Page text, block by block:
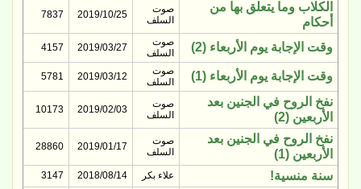
الكلاب وما يتعلق بها من
أحكام
صوت
السلف
2019/10/25
7837
وقت الإجابة يوم الأربعاء (2)
صوت
السلف
2019/03/27
4157
وقت الإجابة يوم الأربعاء (1)
صوت
السلف
2019/03/12
5781
نفخ الروح في الجنين بعد
الأربعين (2)
صوت
السلف
2019/02/03
10173
نفخ الروح في الجنين بعد
الأربعين (1)
صوت
السلف
2019/01/17
28860
سنة منسية! علاء بكر 2018/08/14
3147